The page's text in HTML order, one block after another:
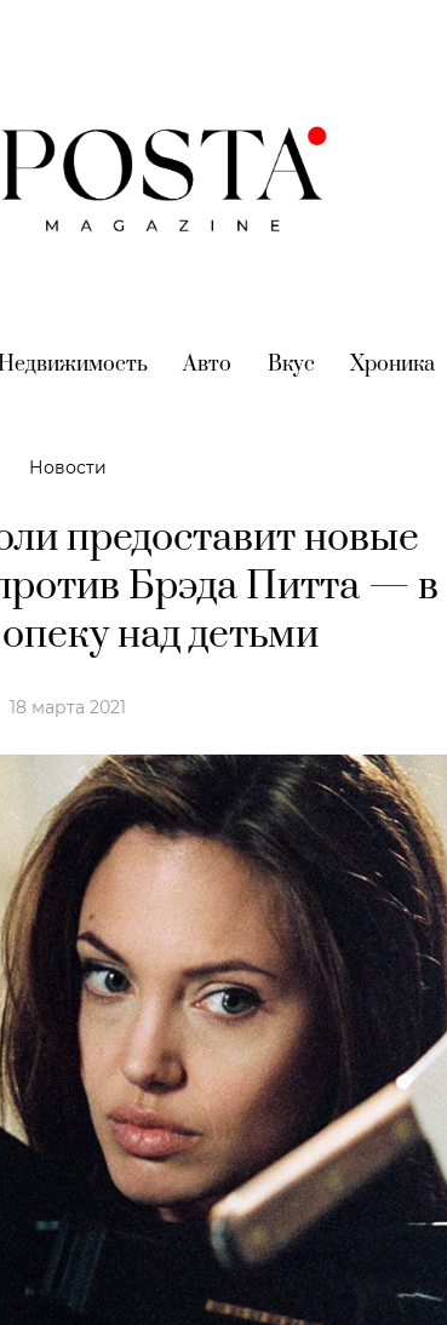
(current)
Авто (current)
Вкус (current)
Хроника
Новости
предоставит новые
Брэда Питта — в
над детьми
18 марта 2021